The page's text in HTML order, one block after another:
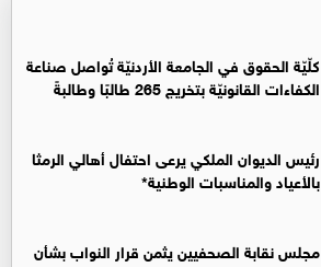
كلّيّة الحقوق في الجامعة الأردنيّة تُواصل صناعة
الكفاءات القانونيّة بتخريج 265 طالبًا وطالبةً
رئيس الديوان الملكي يرعى احتفال أهالي الرمثا
بالأعياد والمناسبات الوطنية*
مجلس نقابة الصحفيين يثمن قرار النواب بشأن